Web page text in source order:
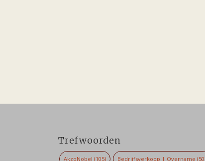
Trefwoorden
AkzoNobel (105) Bedrijfsverkoop | Overname